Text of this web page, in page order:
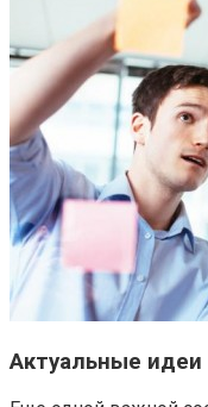
Актуальные идеи